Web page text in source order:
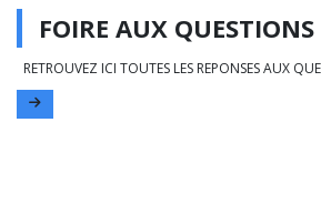
FOIRE AUX QUESTIONS
RETROUVEZ ICI TOUTES LES REPONSES AUX